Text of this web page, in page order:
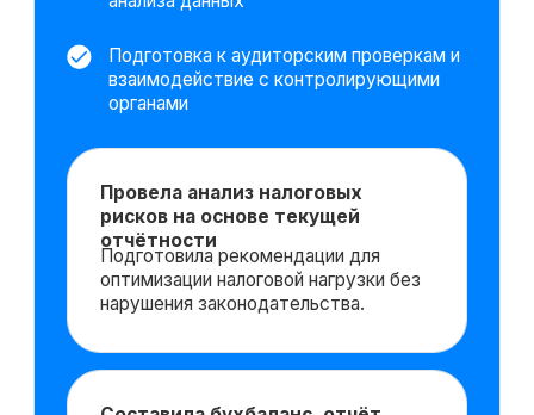
Хотите понять,
подходит ли
вам данная
профессия?